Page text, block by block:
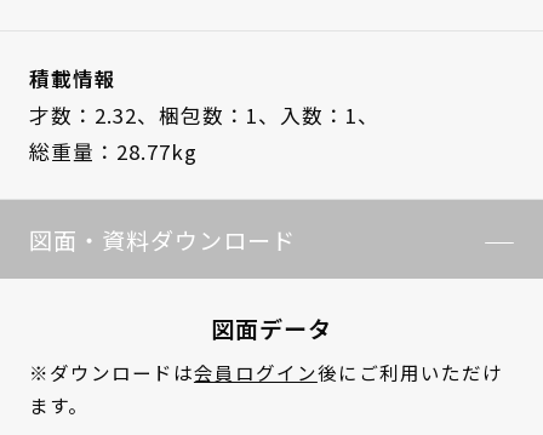
積載情報
才数：2.32、 梱包数：1、 入数：1、
総重量：28.77kg
図面・資料ダウンロード
図面データ
※ダウンロードは会員ログイン後にご利用いただけ
ます。